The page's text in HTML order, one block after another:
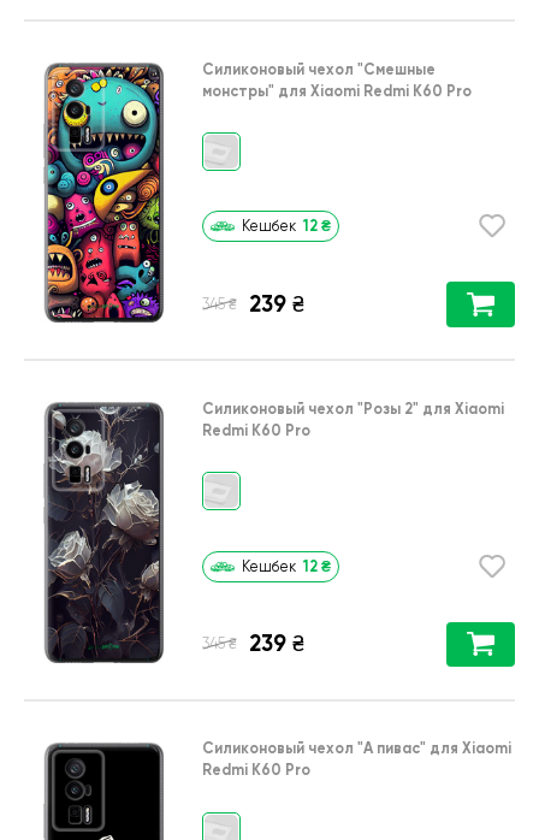
Силиконовый чехол "Cмешные
монстры" для Xiaomi Redmi K60 Pro
Кешбек 12 ₴
345 ₴ 239 ₴
Силиконовый чехол "Розы 2" для Xiaomi
Redmi K60 Pro
Кешбек 12 ₴
345 ₴ 239 ₴
Силиконовый чехол "А пивас" для Xiaomi
Redmi K60 Pro